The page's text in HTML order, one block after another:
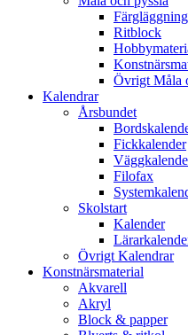
Färgläggning
Ritblock
Övrigt Måla
Kalendrar
Årsbundet
Fickkalender
Filofax
Skolstart
Kalender
Övrigt Kalendrar
Konstnärsmaterial
Akvarell
Akryl
Block & papper